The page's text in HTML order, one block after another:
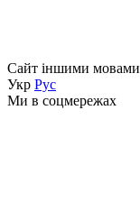
Сайт іншими мовами
Укр Рус
Ми в соцмережах